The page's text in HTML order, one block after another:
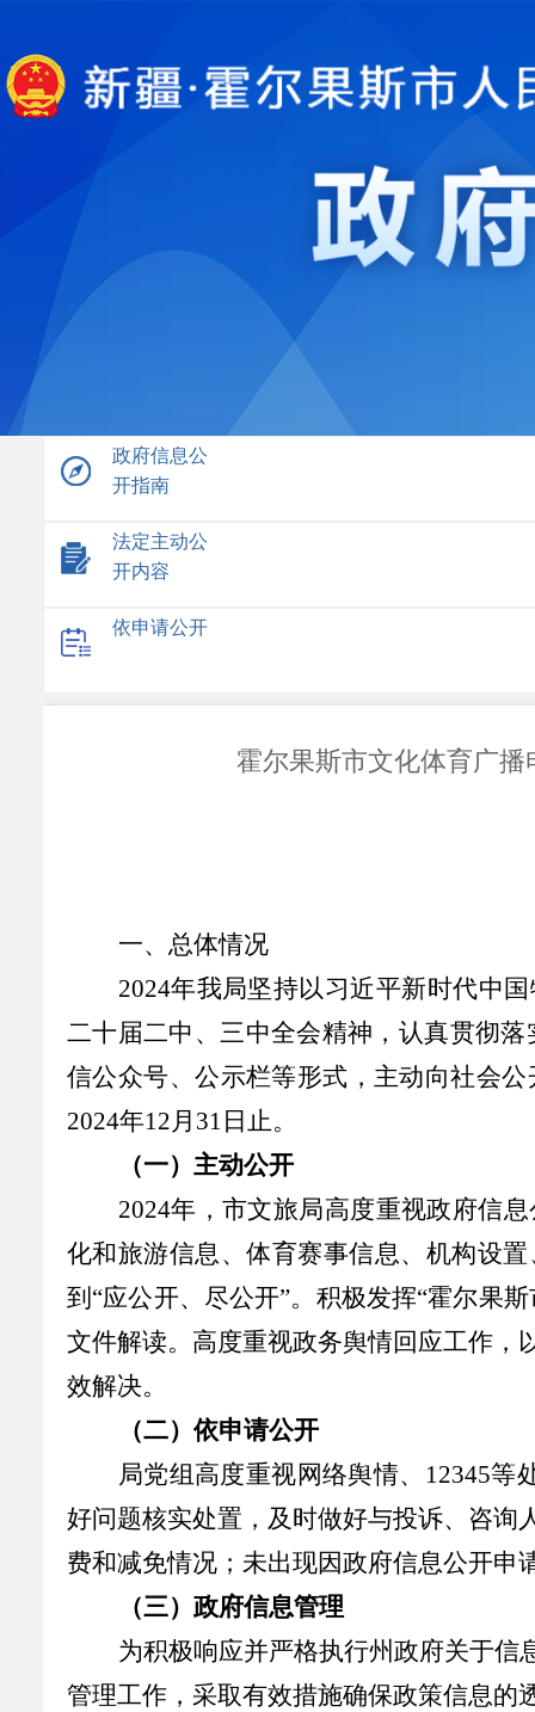
政府信息公
开指南
法定主动公
开内容
依申请公开
霍尔果斯市文化体育广
一、总体情况
2024年我局坚持以习近平新时代中
二十届二中、三中全会精神，认真贯彻
信公众号、公示栏等形式，主动向社会
2024年12月 31 日止。
（一）主动公开
2024年，市文旅局高度重视政府信
化和旅游信息、体育赛事信息、机构设
到“应公开、尽公开”。积极发挥“霍尔果
文件解读。高度重视政务舆情回应工作，
效解决。
（二）依申请公开
局党组高度重视网络舆情、 12345等
好问题核实处置，及时做好与投诉、咨询
费和减免情况；未出现因政府信息公开申
（三）政府信息管理
为积极响应并严格执行州政府关于信
管理工作，采取有效措施确保政策信息的